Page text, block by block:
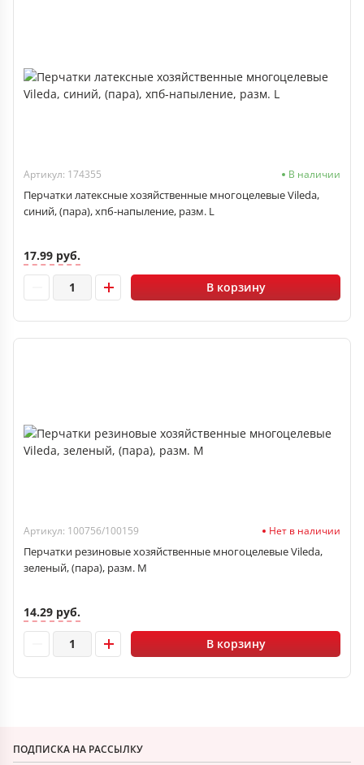
Артикул: 174355 В наличии
Перчатки латексные хозяйственные многоцелевые Vileda,
синий, (пара), хпб-напыление, разм. L
17.99 руб.
В корзину
Артикул: 100756/100159 Нет в наличии
Перчатки резиновые хозяйственные многоцелевые Vileda,
зеленый, (пара), разм. М
14.29 руб.
В корзину
ПОДПИСКА НА РАССЫЛКУ